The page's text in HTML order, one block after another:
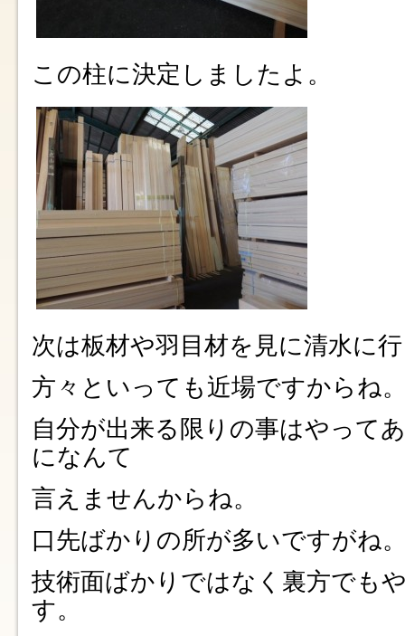
この柱に決定しましたよ。
次は板材や羽目材を見に清水に
方々といっても近場ですからね
自分が出来る限りの事はやって
になんて
言えませんからね。
口先ばかりの所が多いですがね
技術面ばかりではなく裏方でも
す。